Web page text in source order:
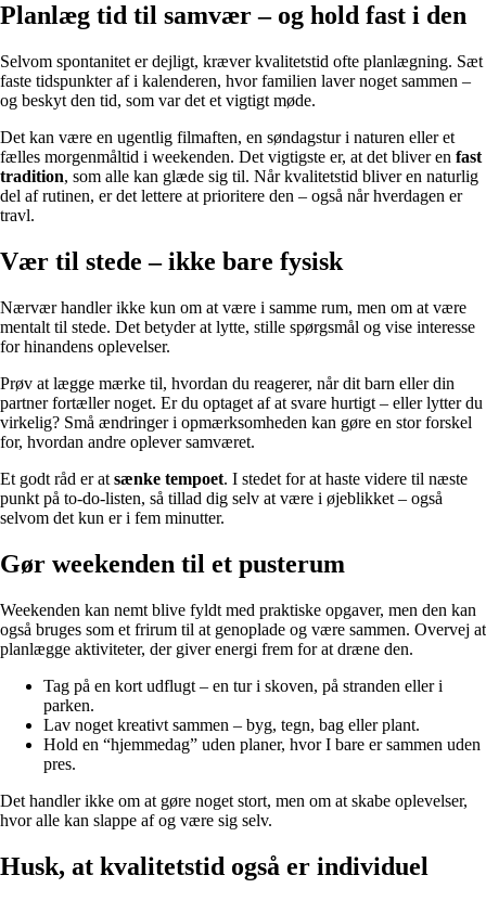
Planlæg tid til samvær – og hold fast i den
Selvom spontanitet er dejligt, kræver kvalitetstid ofte planlægning. Sæt
faste tidspunkter af i kalenderen, hvor familien laver noget sammen –
og beskyt den tid, som var det et vigtigt møde.
Det kan være en ugentlig filmaften, en søndagstur i naturen eller et
fælles morgenmåltid i weekenden. Det vigtigste er, at det bliver en fast
tradition, som alle kan glæde sig til. Når kvalitetstid bliver en naturlig
del af rutinen, er det lettere at prioritere den – også når hverdagen er
travl.
Vær til stede – ikke bare fysisk
Nærvær handler ikke kun om at være i samme rum, men om at være
mentalt til stede. Det betyder at lytte, stille spørgsmål og vise interesse
for hinandens oplevelser.
Prøv at lægge mærke til, hvordan du reagerer, når dit barn eller din
partner fortæller noget. Er du optaget af at svare hurtigt – eller lytter du
virkelig? Små ændringer i opmærksomheden kan gøre en stor forskel
for, hvordan andre oplever samværet.
Et godt råd er at sænke tempoet. I stedet for at haste videre til næste
punkt på to-do-listen, så tillad dig selv at være i øjeblikket – også
selvom det kun er i fem minutter.
Gør weekenden til et pusterum
Weekenden kan nemt blive fyldt med praktiske opgaver, men den kan
også bruges som et frirum til at genoplade og være sammen. Overvej at
planlægge aktiviteter, der giver energi frem for at dræne den.
Tag på en kort udflugt – en tur i skoven, på stranden eller i
parken.
Lav noget kreativt sammen – byg, tegn, bag eller plant.
Hold en “hjemmedag” uden planer, hvor I bare er sammen uden
pres.
Det handler ikke om at gøre noget stort, men om at skabe oplevelser,
hvor alle kan slappe af og være sig selv.
Husk, at kvalitetstid også er individuel